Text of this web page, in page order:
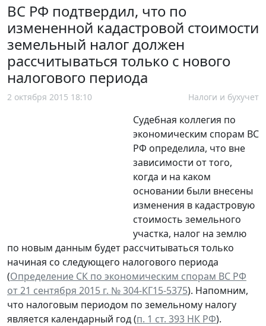
ВС РФ подтвердил, что по
измененной кадастровой стоимости
земельный налог должен
рассчитываться только с нового
налогового периода
2 октября 2015 18:10 Налоги и бухучет
Судебная коллегия по
экономическим спорам ВС
РФ определила, что вне
зависимости от того,
когда и на каком
основании были внесены
изменения в кадастровую
стоимость земельного
участка, налог на землю
по новым данным будет рассчитываться только
начиная со следующего налогового периода
(Определение СК по экономическим спорам ВС РФ
от 21 сентября 2015 г. № 304-КГ15-5375). Напомним,
что налоговым периодом по земельному налогу
является календарный год (п. 1 ст. 393 НК РФ).